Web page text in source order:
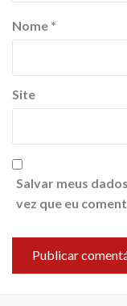
Nome *
Site
Salvar meus
vez que eu